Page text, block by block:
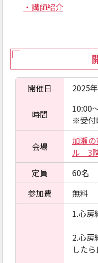
・講師紹介
開催日 2025
時間
10:00
※受付
会場
加瀬
ル 3
定員
60名
参加費
無料
1.心房
2.心房
した